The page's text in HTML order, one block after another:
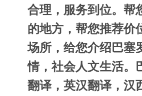
合理，服务到位。帮
的地方，帮您推荐价
场所，给您介绍巴塞
情，社会人文生活。
翻译，英汉翻译，汉